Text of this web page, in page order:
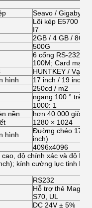
Seavo / Gigabyte
Lõi kép E5700 /
I7
2GB / 4 GB / 8GB
500G
6 cổng RS-232; 1
100M; Card
HUNTKEY / Vạn
hình
17 inch / 19 inch
250cd / m2
ngang 100 ° trên;
1000: 1
nền
hơn 40.000 giờ
1280 × 1024
hình
Đường chéo 17/
inch)
4096x4096
độ chính xác và độ
kính cường lực tinh
RS232
Hỗ trợ thẻ
S70, UL
DC 24V ± 5%